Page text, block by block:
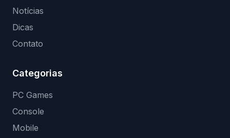
Notícias
Dicas
Contato
Categorias
PC Games
Console
Mobile